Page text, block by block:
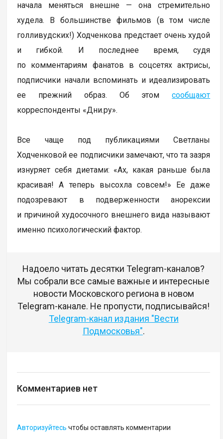
начала меняться внешне — она стремительно
худела. В большинстве фильмов (в том числе
голливудских!) Ходченкова предстает очень худой
и гибкой. И последнее время, судя
по комментариям фанатов в соцсетях актрисы,
подписчики начали вспоминать и идеализировать
ее прежний образ. Об этомсообщают
корреспонденты «Дни.ру».
Все чаще под публикациями Светланы
Ходченковой ее подписчики замечают, что та зазря
изнуряет себя диетами: «Ах, какая раньше была
красивая! А теперь высохла совсем!» Ее даже
подозревают в подверженности анорексии
и причиной худосочного внешнего вида называют
именно психологический фактор.
Надоело читать десятки Telegram-каналов?
Мы собрали все самые важные и интересные
новости Московского региона в новом
Telegram-канале. Не пропусти, подписывайся!
Telegram-канал издания "Вести
Подмосковья".
Комментариев нет
Авторизуйтесь чтобы оставлять комментарии